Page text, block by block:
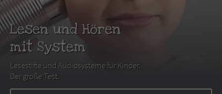
Lesen und Hören
mit System
Lesestifte und Audiosysteme für Kinder.
Der große Test.